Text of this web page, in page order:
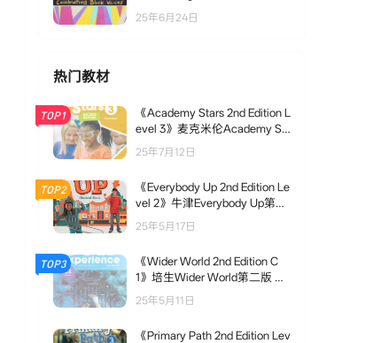
第一季 [全12集]
25年6月24日
热门教材
TOP1
《Academy Stars 2nd Edition L
evel 3》麦克米伦Academy St
ars第二版 第3级别
25年7月12日
TOP2
《Everybody Up 2nd Edition Le
vel 2》牛津Everybody Up第二
版 第2级别
25年5月17日
TOP3
《Wider World 2nd Edition C
1》培生Wider World第二版 C1
级别
25年5月11日
《Primary Path 2nd Edition Lev